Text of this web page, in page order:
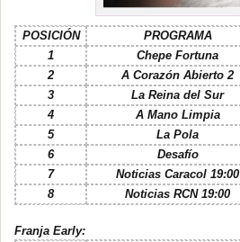
POSICIÓN PROGRAMA
1
Chepe Fortuna
2
A Corazón Abierto 2
3
La Reina del Sur
4
A Mano Limpia
5
La Pola
6
Desafío
7
Noticias Caracol 19:00
8
Noticias RCN 19:00
Franja Early: